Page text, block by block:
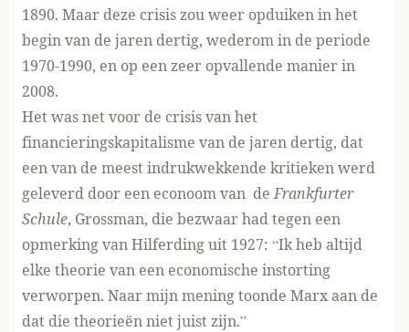
1890. Maar deze crisis zou weer opduiken in het
begin van de jaren dertig, wederom in de periode
1970-1990, en op een zeer opvallende manier in
2008.
Het was net voor de crisis van het
financieringskapitalisme van de jaren dertig, dat
een van de meest indrukwekkende kritieken werd
geleverd door een econoom van deFrankfurter
Schule, Grossman, die bezwaar had tegen een
opmerking van Hilferding uit 1927: “Ik heb altijd
elke theorie van een economische instorting
verworpen. Naar mijn mening toonde Marx aan de
dat die theorieën niet juist zijn.”